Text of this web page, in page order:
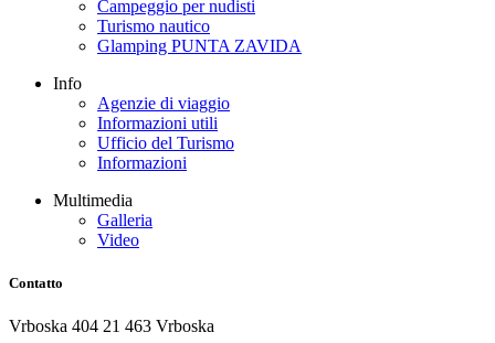
Campeggio per nudisti
Turismo nautico
Glamping PUNTA ZAVIDA
Info
Agenzie di viaggio
Informazioni utili
Ufficio del Turismo
Informazioni
Multimedia
Galleria
Video
Contatto
Vrboska 404 21 463 Vrboska